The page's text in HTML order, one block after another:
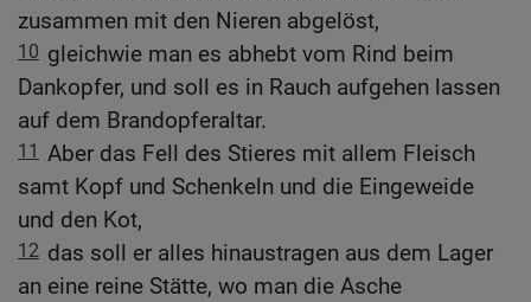
zusammen mit den Nieren abgelöst,
10 gleichwie man es abhebt vom Rind beim
Dankopfer, und soll es in Rauch aufgehen lassen
auf dem Brandopferaltar.
11 Aber das Fell des Stieres mit allem Fleisch
samt Kopf und Schenkeln und die Eingeweide
und den Kot,
12 das soll er alles hinaustragen aus dem Lager
an eine reine Stätte, wo man die Asche